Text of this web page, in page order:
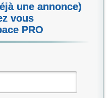
une annonce)
vous
PRO